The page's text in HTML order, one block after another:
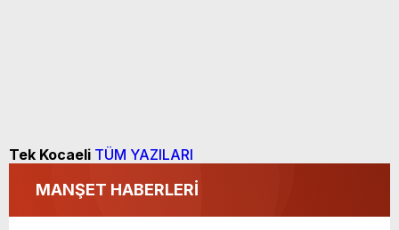
Tek Kocaeli TÜM YAZILARI
MANŞET HABERLERİ